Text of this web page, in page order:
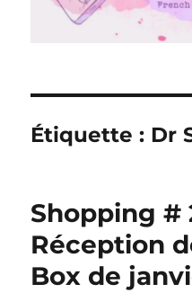
Étiquette : Dr
Shopping #
Réception
Box de